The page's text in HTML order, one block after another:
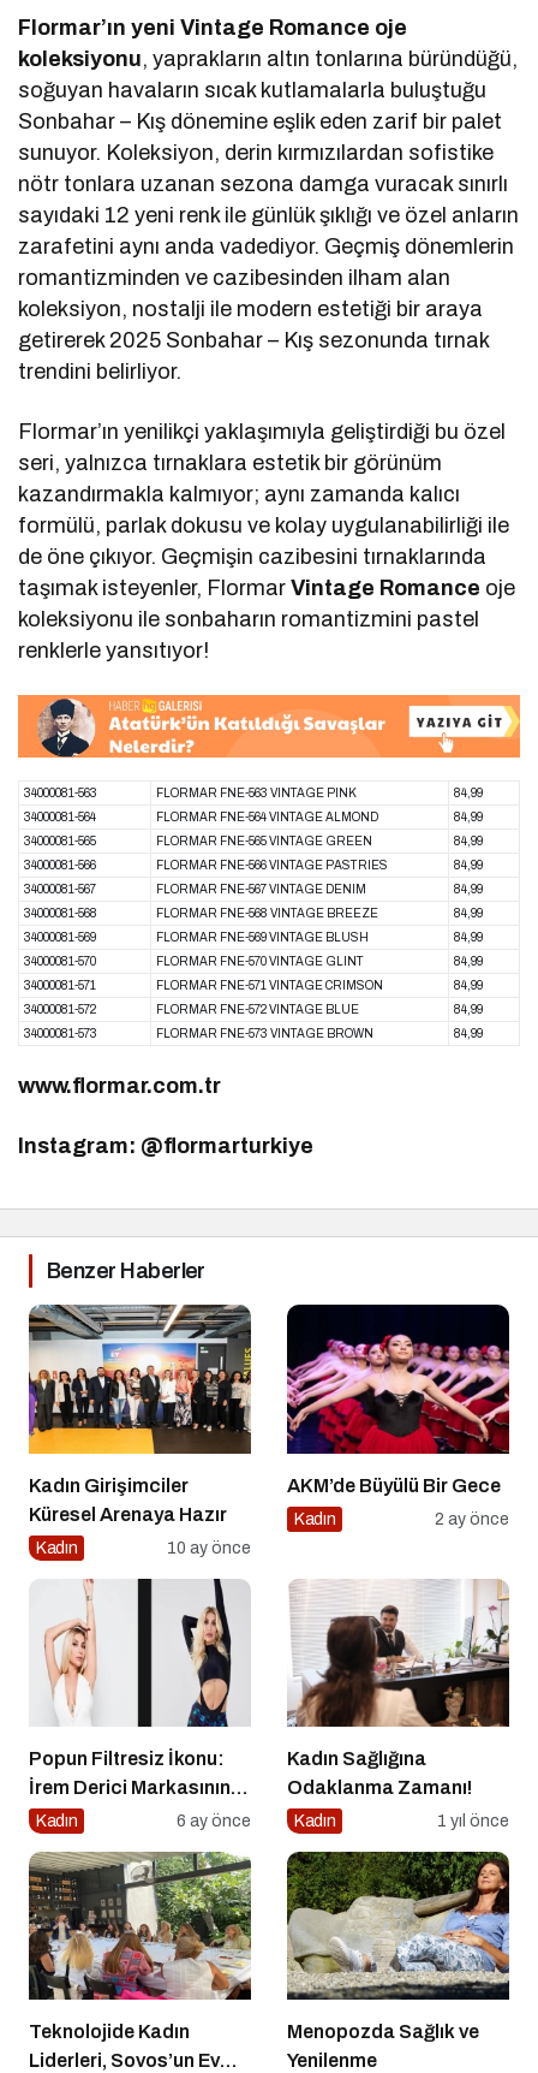
Flormar’ın yeni Vintage Romance oje
koleksiyonu, yaprakların altın tonlarına büründüğü,
soğuyan havaların sıcak kutlamalarla buluştuğu
Sonbahar – Kış dönemine eşlik eden zarif bir palet
sunuyor. Koleksiyon, derin kırmızılardan sofistike
nötr tonlara uzanan sezona damga vuracak sınırlı
sayıdaki 12 yeni renk ile günlük şıklığı ve özel anların
zarafetini aynı anda vadediyor. Geçmiş dönemlerin
romantizminden ve cazibesinden ilham alan
koleksiyon, nostalji ile modern estetiği bir araya
getirerek 2025 Sonbahar – Kış sezonunda tırnak
trendini belirliyor.
Flormar’ın yenilikçi yaklaşımıyla geliştirdiği bu özel
seri, yalnızca tırnaklara estetik bir görünüm
kazandırmakla kalmıyor; aynı zamanda kalıcı
formülü, parlak dokusu ve kolay uygulanabilirliği ile
de öne çıkıyor. Geçmişin cazibesini tırnaklarında
taşımak isteyenler, FlormarVintage Romance oje
koleksiyonu ile sonbaharın romantizmini pastel
renklerle yansıtıyor!
34000081-563 FLORMAR FNE-563 VINTAGE PINK
84,99
34000081-564
FLORMAR FNE-564 VINTAGE ALMOND
84,99
34000081-565
FLORMAR FNE-565 VINTAGE GREEN
84,99
34000081-566
FLORMAR FNE-566 VINTAGE PASTRIES
84,99
34000081-567
FLORMAR FNE-567 VINTAGE DENIM
84,99
34000081-568
FLORMAR FNE-568 VINTAGE BREEZE
84,99
34000081-569
FLORMAR FNE-569 VINTAGE BLUSH
84,99
34000081-570
FLORMAR FNE-570 VINTAGE GLINT
84,99
34000081-571
FLORMAR FNE-571 VINTAGE CRIMSON
84,99
34000081-572
FLORMAR FNE-572 VINTAGE BLUE
84,99
34000081-573
FLORMAR FNE-573 VINTAGE BROWN 84,99
www.flormar.com.tr
Instagram: @flormarturkiye
Benzer Haberler
Kadın Girişimciler
Küresel Arenaya Hazır
Kadın 10 ay önce
AKM’de Büyülü Bir Gece
Kadın 2 ay önce
Popun Filtresiz İkonu:
İrem Derici Markasının
Genetik Kodları Çözüldü
Kadın 6 ay önce
Kadın Sağlığına
Odaklanma Zamanı!
Kadın 1 yıl önce
Teknolojide Kadın
Liderleri, Sovos’un Ev
Menopozda Sağlık ve
Yenilenme